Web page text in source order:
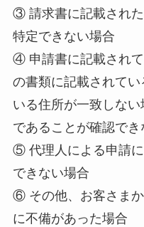
③ 請求書に記載され
特定できない場合
④ 申請書に記載され
の書類に記載されて
いる住所が一致しな
であることが確認でき
⑤ 代理人による申請
できない場合
⑥ その他、お客さま
に不備があった場合